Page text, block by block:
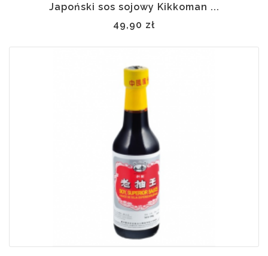
Japoński sos sojowy Kikkoman ...
49,90 zł